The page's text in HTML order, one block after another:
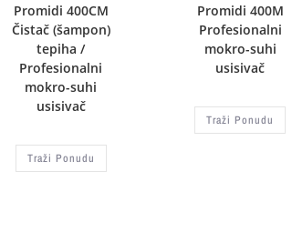
Promidi 400CM
Čistač (šampon)
tepiha /
Profesionalni
mokro-suhi
usisivač
Traži Ponudu
Promidi 400M
Profesionalni
mokro-suhi
usisivač
Traži Ponudu